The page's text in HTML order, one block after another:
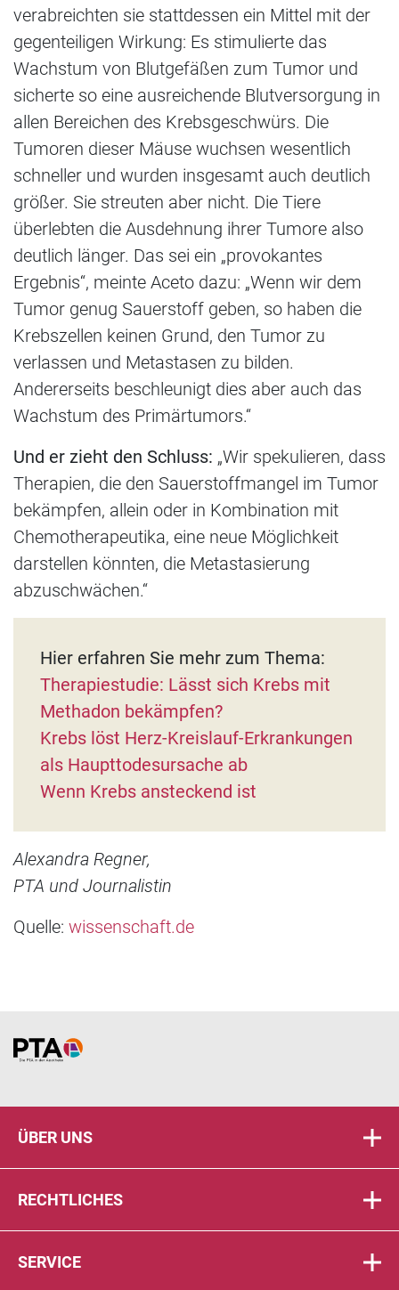
verabreichten sie stattdessen ein Mittel mit der
gegenteiligen Wirkung: Es stimulierte das
Wachstum von Blutgefäßen zum Tumor und
sicherte so eine ausreichende Blutversorgung in
allen Bereichen des Krebsgeschwürs. Die
Tumoren dieser Mäuse wuchsen wesentlich
schneller und wurden insgesamt auch deutlich
größer. Sie streuten aber nicht. Die Tiere
überlebten die Ausdehnung ihrer Tumore also
deutlich länger. Das sei ein „provokantes
Ergebnis“, meinte Aceto dazu: „Wenn wir dem
Tumor genug Sauerstoff geben, so haben die
Krebszellen keinen Grund, den Tumor zu
verlassen und Metastasen zu bilden.
Andererseits beschleunigt dies aber auch das
Wachstum des Primärtumors.“
Und er zieht den Schluss: „Wir spekulieren, dass
Therapien, die den Sauerstoffmangel im Tumor
bekämpfen, allein oder in Kombination mit
Chemotherapeutika, eine neue Möglichkeit
darstellen könnten, die Metastasierung
abzuschwächen.“
Hier erfahren Sie mehr zum Thema:
Therapiestudie: Lässt sich Krebs mit
Methadon bekämpfen?
Krebs löst Herz-Kreislauf-Erkrankungen
als Haupttodesursache ab
Wenn Krebs ansteckend ist
Alexandra Regner,
PTA und Journalistin
Quelle: wissenschaft.de
Home
ÜBER UNS
RECHTLICHES
SERVICE